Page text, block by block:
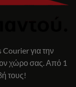
Courier για την
χώρο σας. Από 1
τους!